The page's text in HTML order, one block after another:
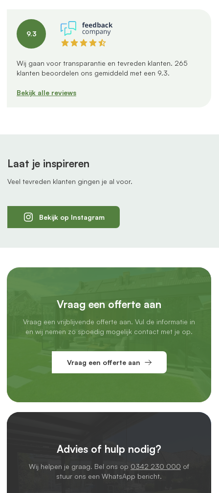
9.3
Wij gaan voor transparantie en tevreden klanten. 265
klanten beoordelen ons gemiddeld met een 9.3.
Bekijk alle reviews
Laat je inspireren
Veel tevreden klanten gingen je al voor.
Bekijk op Instagram
Vraag een offerte aan
Vraag een vrijblijvende offerte aan. Vul de informatie in
en wij nemen zo spoedig mogelijk contact met je op.
Vraag een offerte aan
Advies of hulp nodig?
Wij helpen je graag. Bel ons op 0342 230 000 of
stuur ons een WhatsApp bericht.